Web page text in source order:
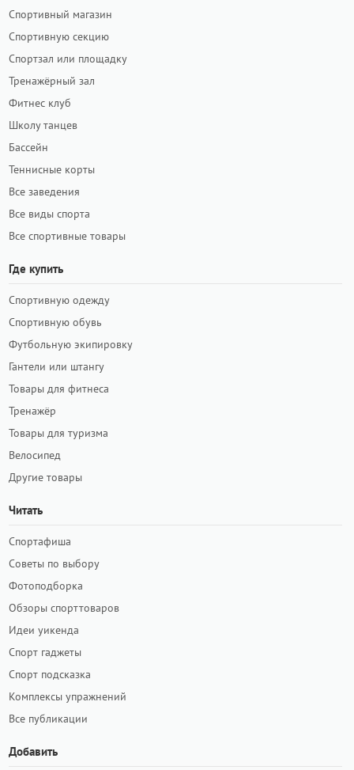
Спортивный магазин
Спортивную секцию
Спортзал или площадку
Тренажёрный зал
Фитнес клуб
Школу танцев
Бассейн
Теннисные корты
Все заведения
Все виды спорта
Все спортивные товары
Где купить
Спортивную одежду
Спортивную обувь
Футбольную экипировку
Гантели или штангу
Товары для фитнеса
Тренажёр
Товары для туризма
Велосипед
Другие товары
Читать
Спортафиша
Советы по выбору
Фотоподборка
Обзоры спорттоваров
Идеи уикенда
Спорт гаджеты
Спорт подсказка
Комплексы упражнений
Все публикации
Добавить